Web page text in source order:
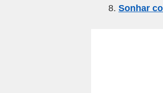
Sonhar